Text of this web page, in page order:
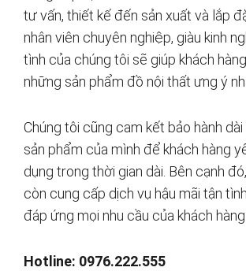
tư vấn, thiết kế đến sản xuất và lắp
nhân viên chuyên nghiệp, giàu kinh
tình của chúng tôi sẽ giúp khách
những sản phẩm đồ nội thất ưng ý
Chúng tôi cũng cam kết bảo hành
sản phẩm của mình để khách hàng
dụng trong thời gian dài. Bên cạnh
còn cung cấp dịch vụ hậu mãi tận
đáp ứng mọi nhu cầu của khách hàng.
Hotline: 0976.222.555